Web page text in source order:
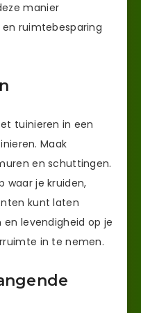
manier
ruimtebesparing
tuinieren in een
Maak
en schuttingen.
waar je kruiden,
kunt laten
levendigheid op je
in te nemen.